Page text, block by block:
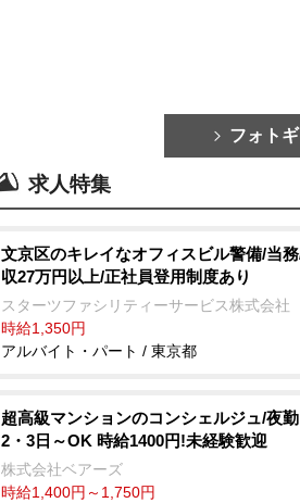
フォト
求人特集
文京区のキレイなオフィスビル警備/当務
収27万円以上/正社員登用制度あり
スターツファシリティーサービス株式会社
時給1,350円
アルバイト・パート / 東京都
超高級マンションのコンシェルジュ/夜勤
2・3日～OK 時給1400円!未経験歓迎
株式会社ベアーズ
時給1,400円～1,750円